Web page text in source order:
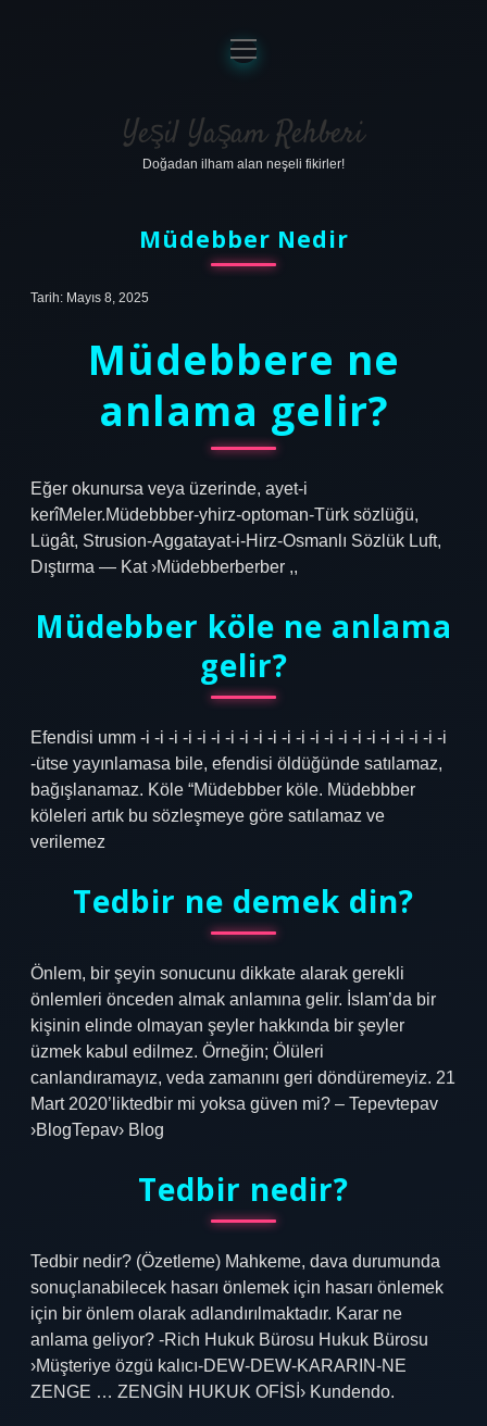
Anasayfa
Gizlilik Politikası
Yasal Uyarı
menüyü
aç
Yeşil Yaşam Rehberi
Doğadan ilham alan neşeli fikirler!
Müdebber Nedir
Tarih: Mayıs 8, 2025
Müdebbere ne
anlama gelir?
Eğer okunursa veya üzerinde, ayet-i
kerîMeler.Müdebbber-yhirz-optoman-Türk sözlüğü,
Lügât, Strusion-Aggatayat-i-Hirz-Osmanlı Sözlük Luft,
Dıştırma — Kat ›Müdebberberber ,,
Müdebber köle ne anlama
gelir?
Efendisi umm -i -i -i -i -i -i -i -i -i -i -i -i -i -i -i -i -i -i -i -i -i -i
-ütse yayınlamasa bile, efendisi öldüğünde satılamaz,
bağışlanamaz. Köle “Müdebbber köle. Müdebbber
köleleri artık bu sözleşmeye göre satılamaz ve
verilemez
Tedbir ne demek din?
Önlem, bir şeyin sonucunu dikkate alarak gerekli
önlemleri önceden almak anlamına gelir. İslam’da bir
kişinin elinde olmayan şeyler hakkında bir şeyler
üzmek kabul edilmez. Örneğin; Ölüleri
canlandıramayız, veda zamanını geri döndüremeyiz. 21
Mart 2020’liktedbir mi yoksa güven mi? – Tepevtepav
›BlogTepav› Blog
Tedbir nedir?
Tedbir nedir? (Özetleme) Mahkeme, dava durumunda
sonuçlanabilecek hasarı önlemek için hasarı önlemek
için bir önlem olarak adlandırılmaktadır. Karar ne
anlama geliyor? -Rich Hukuk Bürosu Hukuk Bürosu
›Müşteriye özgü kalıcı-DEW-DEW-KARARIN-NE
ZENGE … ZENGİN HUKUK OFİSİ› Kundendo.